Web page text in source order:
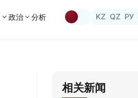
政治 分析 KZ QZ РУ
相关新闻